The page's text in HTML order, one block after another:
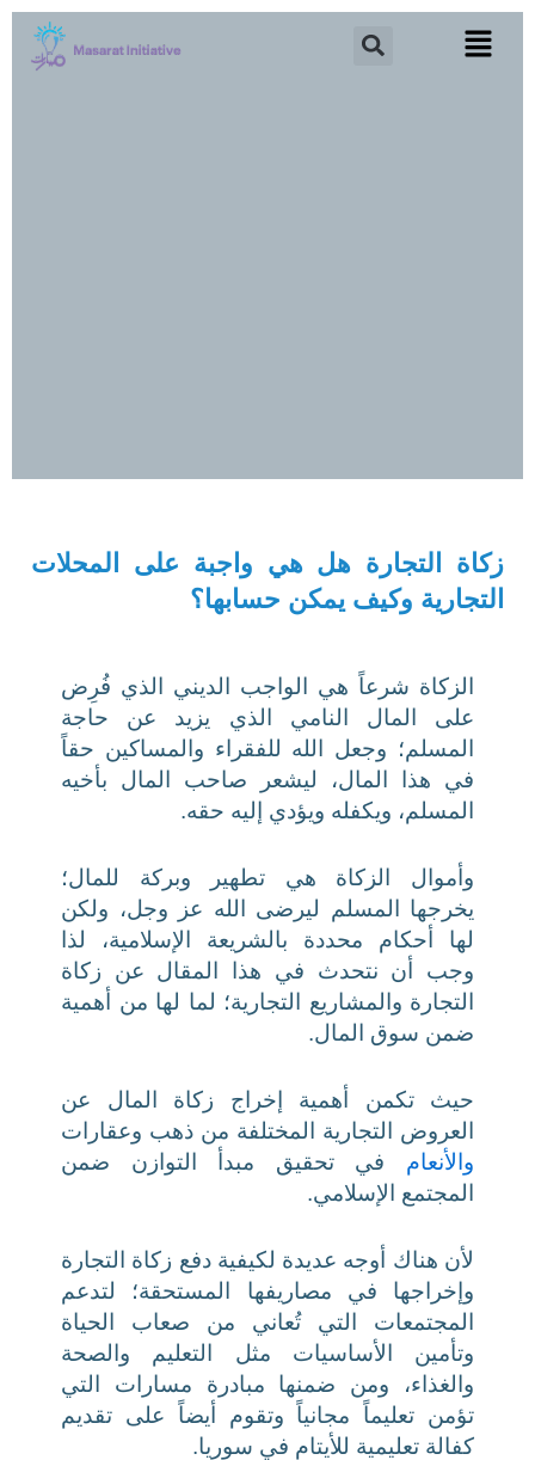
تخطي
Search
زكاة التجارة هل هي واجبة على المحلات
التجارية وكيف يمكن حسابها؟
الزكاة شرعاً هي الواجب الديني الذي فُرِض
على المال النامي الذي يزيد عن حاجة
المسلم؛ وجعل الله للفقراء والمساكين حقاً
في هذا المال، ليشعر صاحب المال بأخيه
المسلم، ويكفله ويؤدي إليه حقه.
وأموال الزكاة هي تطهير وبركة للمال؛
يخرجها المسلم ليرضى الله عز وجل، ولكن
لها أحكام محددة بالشريعة الإسلامية، لذا
وجب أن نتحدث في هذا المقال عن زكاة
التجارة والمشاريع التجارية؛ لما لها من أهمية
ضمن سوق المال.
حيث تكمن أهمية إخراج زكاة المال عن
العروض التجارية المختلفة من ذهب وعقارات
والأنعام في تحقيق مبدأ التوازن ضمن
المجتمع الإسلامي.
لأن هناك أوجه عديدة لكيفية دفع زكاة التجارة
وإخراجها في مصاريفها المستحقة؛ لتدعم
المجتمعات التي تُعاني من صعاب الحياة
وتأمين الأساسيات مثل التعليم والصحة
والغذاء، ومن ضمنها مبادرة مسارات التي
تؤمن تعليماً مجانياً وتقوم أيضاً على تقديم
كفالة تعليمية للأيتام في سوريا.